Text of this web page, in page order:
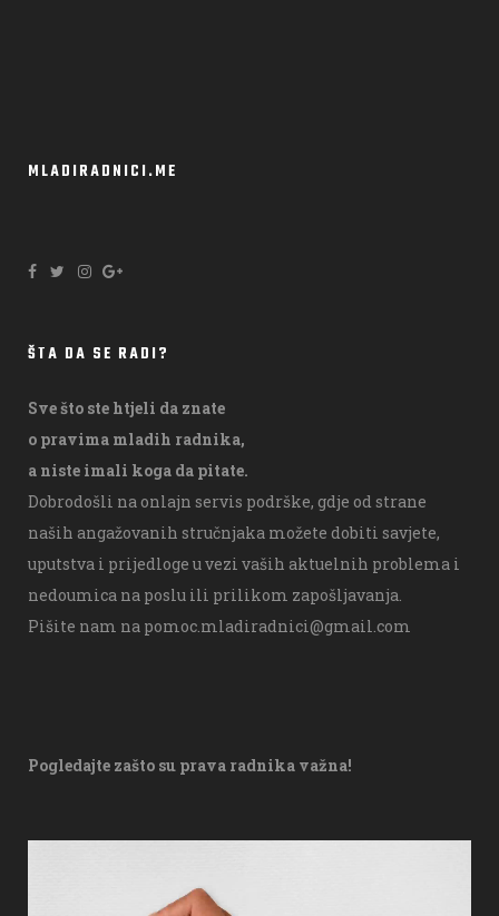
MLADIRADNICI.ME
ŠTA DA SE RADI?
Sve što ste htjeli da znate
o pravima mladih radnika,
a niste imali koga da pitate.
Dobrodošli na onlajn servis podrške, gdje od strane
naših angažovanih stručnjaka možete dobiti savjete,
uputstva i prijedloge u vezi vaših aktuelnih problema i
nedoumica na poslu ili prilikom zapošljavanja.
Pišite nam na pomoc.mladiradnici@gmail.com
Pogledajte zašto su prava radnika važna!